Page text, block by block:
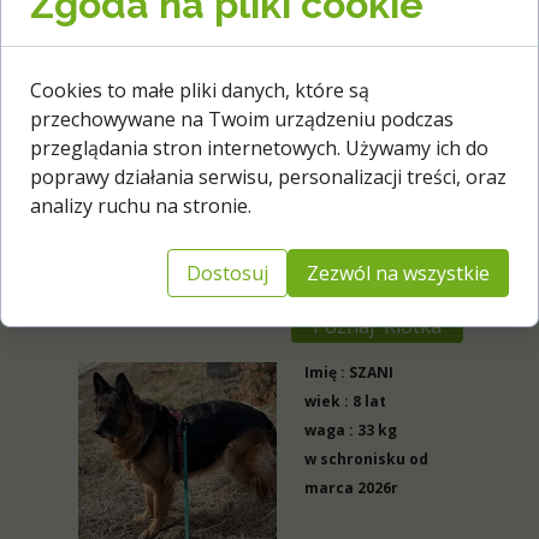
Poznaj Klotka
Imię : KLOTKA
wiek : 8 lat
waga : 25 kg
Imię : SZANI
wiek : 8 lat
waga : 33 kg
w schronisku od
marca 2026r
Cookies to małe pliki danych, które są
przechowywane na Twoim urządzeniu podczas
przeglądania stron internetowych. Używamy ich do
poprawy działania serwisu, personalizacji treści, oraz
analizy ruchu na stronie.
Dostosuj Zezwól na wszystkie